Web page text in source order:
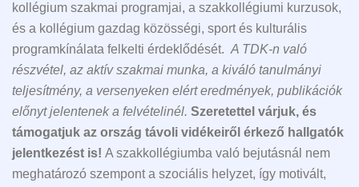
kollégium szakmai programjai, a szakkollégiumi kurzusok,
és a kollégium gazdag közösségi, sport és kulturális
programkínálata felkelti érdeklődését. A TDK-n való
részvétel, az aktív szakmai munka, a kiváló tanulmányi
teljesítmény, a versenyeken elért eredmények, publikációk
előnyt jelentenek a felvételinél. Szeretettel várjuk, és
támogatjuk az ország távoli vidékeiről érkező hallgatók
jelentkezést is! A szakkollégiumba való bejutásnál nem
meghatározó szempont a szociális helyzet, így motivált,